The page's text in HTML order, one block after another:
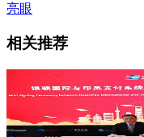
亮眼
相关推荐